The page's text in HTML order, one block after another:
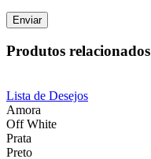
Produtos relacionados
Lista de Desejos
Amora
Off White
Prata
Preto